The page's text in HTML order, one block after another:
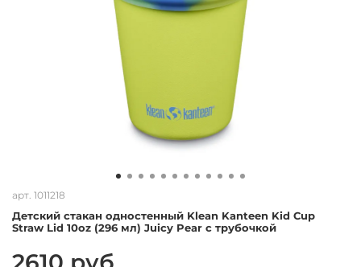
арт. 1011218
Детский стакан одностенный Klean Kanteen Kid Cup
Straw Lid 10oz (296 мл) Juicy Pear с трубочкой